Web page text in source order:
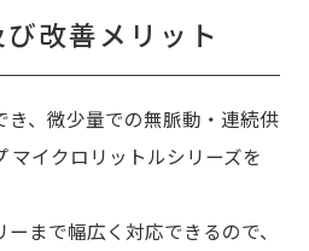
改善メリット
き、微少量での無脈動・連続供
マイクロリットルシリーズを
まで幅広く対応できるので、